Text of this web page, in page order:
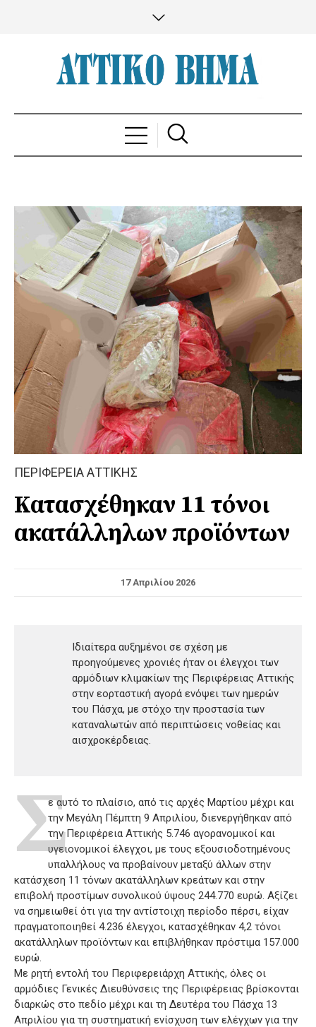
ΠΕΡΙΦΕΡΕΙΑ ΑΤΤΙΚΗΣ
Κατασχέθηκαν 11 τόνοι
ακατάλληλων προϊόντων
17 Απριλίου 2026
Ιδιαίτερα αυξημένοι σε σχέση με
προηγούμενες χρονιές ήταν οι έλεγχοι των
αρμόδιων κλιμακίων της Περιφέρειας Αττικής
στην εορταστική αγορά ενόψει των ημερών
του Πάσχα, με στόχο την προστασία των
καταναλωτών από περιπτώσεις νοθείας και
αισχροκέρδειας.
Σε αυτό το πλαίσιο, από τις αρχές Μαρτίου μέχρι και
την Μεγάλη Πέμπτη 9 Απριλίου, διενεργήθηκαν από
την Περιφέρεια Αττικής 5.746 αγορανομικοί και
υγειονομικοί έλεγχοι, με τους εξουσιοδοτημένους
υπαλλήλους να προβαίνουν μεταξύ άλλων στην
κατάσχεση 11 τόνων ακατάλληλων κρεάτων και στην
επιβολή προστίμων συνολικού ύψους 244.770 ευρώ. Αξίζει
να σημειωθεί ότι για την αντίστοιχη περίοδο πέρσι, είχαν
πραγματοποιηθεί 4.236 έλεγχοι, κατασχέθηκαν 4,2 τόνοι
ακατάλληλων προϊόντων και επιβλήθηκαν πρόστιμα 157.000
ευρώ.
Με ρητή εντολή του Περιφερειάρχη Αττικής, όλες οι
αρμόδιες Γενικές Διευθύνσεις της Περιφέρειας βρίσκονται
διαρκώς στο πεδίο μέχρι και τη Δευτέρα του Πάσχα 13
Απριλίου για τη συστηματική ενίσχυση των ελέγχων για την